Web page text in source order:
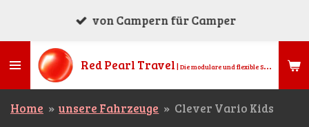
springen
Red Pearl Travel |Die modulare und flexible Stauraumlösung für alle (Micro)Camper, Kombis, Vans, Geländewagen, Busse, Transporter, Kastenwagen und Pickups.
von Campern für Camper
Home » unsere Fahrzeuge » Clever Vario Kids